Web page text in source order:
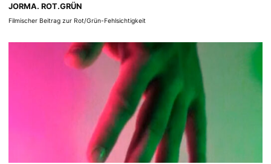
JORMA. ROT.GRÜN
Filmischer Beitrag zur Rot/Grün-Fehlsichtigkeit